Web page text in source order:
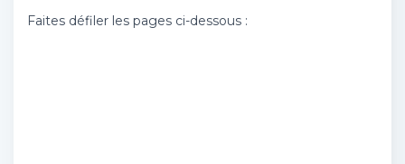
Faites défiler les pages ci-dessous :